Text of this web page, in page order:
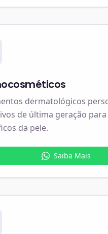
dermatológicos
de última geração
da pele.
Saiba Mais